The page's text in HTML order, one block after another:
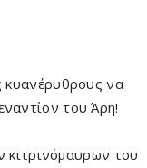
κυανέρυθρους να
του Άρη!
κιτρινόμαυρων του